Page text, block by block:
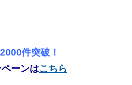
件突破！
ーンはこちら